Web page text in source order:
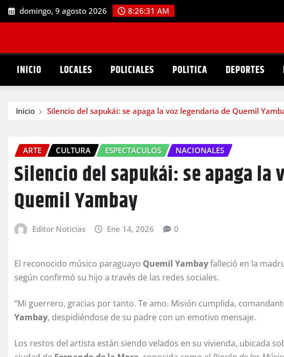
Saltar
al
domingo, 9 agosto 2026 8:26:32 AM
INICIO LOCALES POLICIALES POLITICA DEPORTES
Inicio Silencio del sapukái: se apaga la voz legendaria de Quemil
ARTE CULTURA ESPECTACULOS NACIONALES
Silencio del sapukái: se apaga la
Quemil Yambay
Editor Noticias Ene 14, 2026 0
El reconocido músico paraguayo Quemil Yambayfalleció en la
según confirmó su hijo a través de las redes sociales.
“Mi guerrero, gracias por tanto. Te amo. Misión cumplida,
Yambay, despidiéndose de su padre con un emotivo mensaje.
Los restos del artista están siendo velados en su vivienda, ubicada